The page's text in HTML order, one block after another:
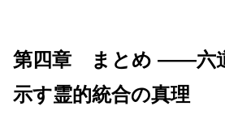
第四章 まとめ ――六
示す霊的統合の真理